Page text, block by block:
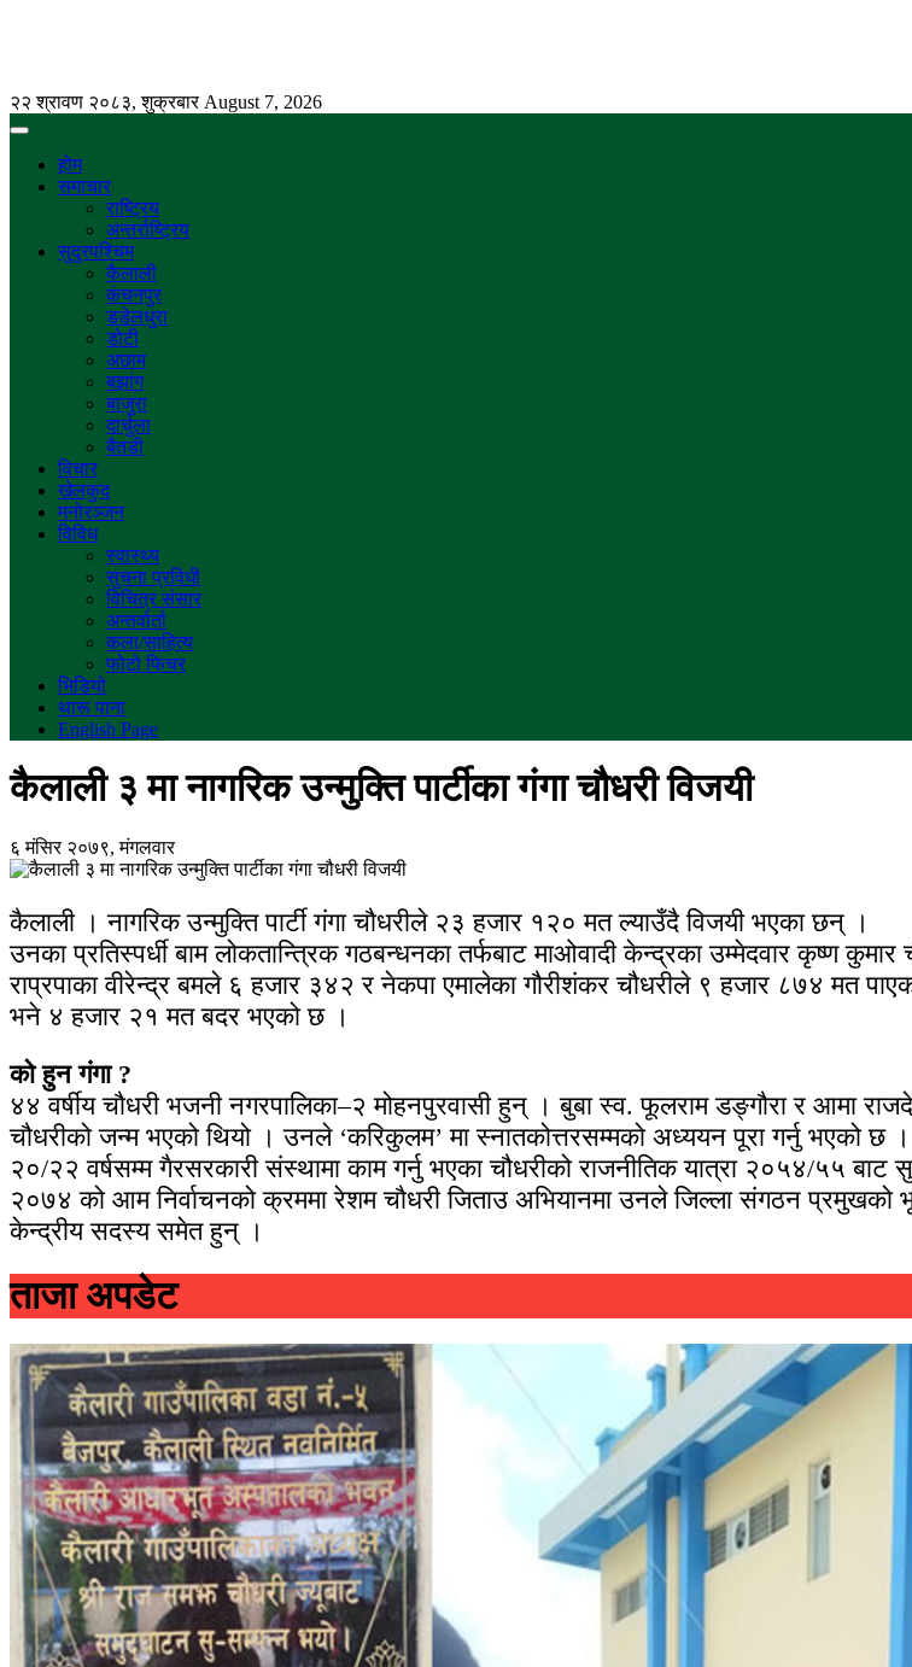
२२ श्रावण २०८३, शुक्रबार August 7, 2026
होम
समाचार
राष्ट्रिय
अन्तर्राष्ट्रिय
सुदुरपश्चिम
कैलाली
कंचनपुर
डडेलधुरा
डोटी
अछाम
बझांग
बाजुरा
दार्चुला
बैतडी
विचार
खेलकुद
मनोरञ्जन
विविध
स्वास्थ्य
सुचना प्रविधी
विचित्र संसार
अन्तर्वार्ता
कला/साहित्य
फोटो फिचर
भिडियो
थारू पाना
English Page
कैलाली ३ मा नागरिक उन्मुक्ति पार्टीका गंगा चौधरी विजयी
६ मंसिर २०७९, मंगलवार
कैलाली । नागरिक उन्मुक्ति पार्टी गंगा चौधरीले २३ हजार १२० मत ल्याउँदै विजयी भएका छन् ।
उनका प्रतिस्पर्धी बाम लोकतान्त्रिक गठबन्धनका तर्फबाट माओवादी केन्द्रका उम्मेदवार कृष्ण
राप्रपाका वीरेन्द्र बमले ६ हजार ३४२ र नेकपा एमालेका गौरीशंकर चौधरीले ९ हजार ८७४ मत
भने ४ हजार २१ मत बदर भएको छ ।
को हुन गंगा ?
४४ वर्षीय चौधरी भजनी नगरपालिका–२ मोहनपुरवासी हुन् । बुबा स्व. फूलराम डङ्गौरा र आमा
चौधरीको जन्म भएको थियो । उनले ‘करिकुलम’ मा स्नातकोत्तरसम्मको अध्ययन पूरा गर्नु भएको छ ।
२०/२२ वर्षसम्म गैरसरकारी संस्थामा काम गर्नु भएका चौधरीको राजनीतिक यात्रा २०५४/५५
२०७४ को आम निर्वाचनको क्रममा रेशम चौधरी जिताउ अभियानमा उनले जिल्ला संगठन प्रमुखको
केन्द्रीय सदस्य समेत हुन् ।
ताजा अपडेट